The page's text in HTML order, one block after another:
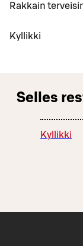
Rakkain
Kyllikki
Selles
Kyllikki